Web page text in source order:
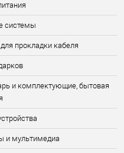
системы
прокладки кабеля
и комплектующие, бытовая
и мультимедиа